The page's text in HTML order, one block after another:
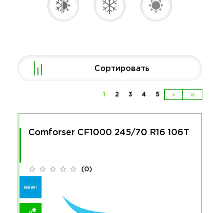
Сортировать
1 2 3 4 5 > >|
Comforser CF1000 245/70 R16 106T
(0)